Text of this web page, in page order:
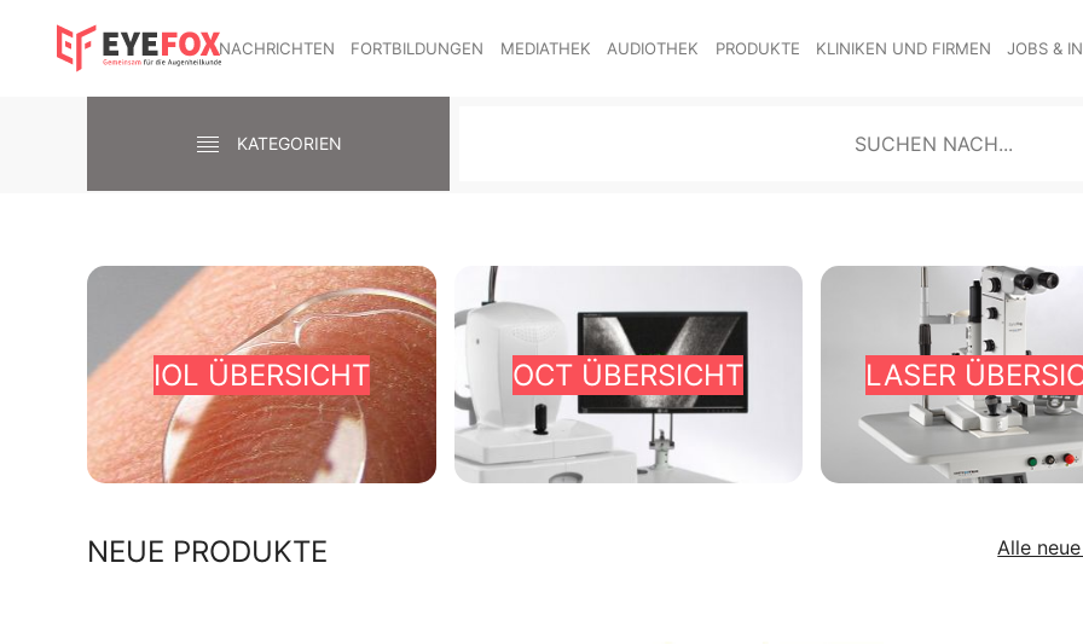
NACHRICHTEN FORTBILDUNGEN MEDIATHEK AUDIOTHEK PRODUKTE KLINIKEN UND FIRMEN JOBS &
KATEGORIEN
IOL ÜBERSICHT OCT ÜBERSICHT LASER
NEUE PRODUKTE Alle